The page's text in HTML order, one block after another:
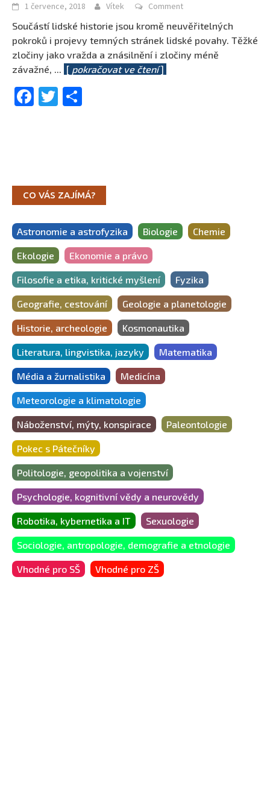
1 července, 2018 Vítek Comment
Součástí lidské historie jsou kromě neuvěřitelných
pokroků i projevy temných stránek lidské povahy. Těžké
zločiny jako vražda a znásilnění i zločiny méně
závažné, ... [ pokračovat ve čtení]
Facebook
Twitter
CO VÁS ZAJÍMÁ?
Astronomie a astrofyzika Biologie Chemie
Ekologie Ekonomie a právo
Filosofie a etika, kritické myšlení Fyzika
Geografie, cestování Geologie a planetologie
Historie, archeologie Kosmonautika
Literatura, lingvistika, jazyky Matematika
Média a žurnalistika Medicína
Meteorologie a klimatologie
Náboženství, mýty, konspirace Paleontologie
Pokec s Pátečníky
Politologie, geopolitika a vojenství
Psychologie, kognitivní vědy a neurovědy
Robotika, kybernetika a IT Sexuologie
Sociologie, antropologie, demografie a etnologie
Vhodné pro SŠ Vhodné pro ZŠ